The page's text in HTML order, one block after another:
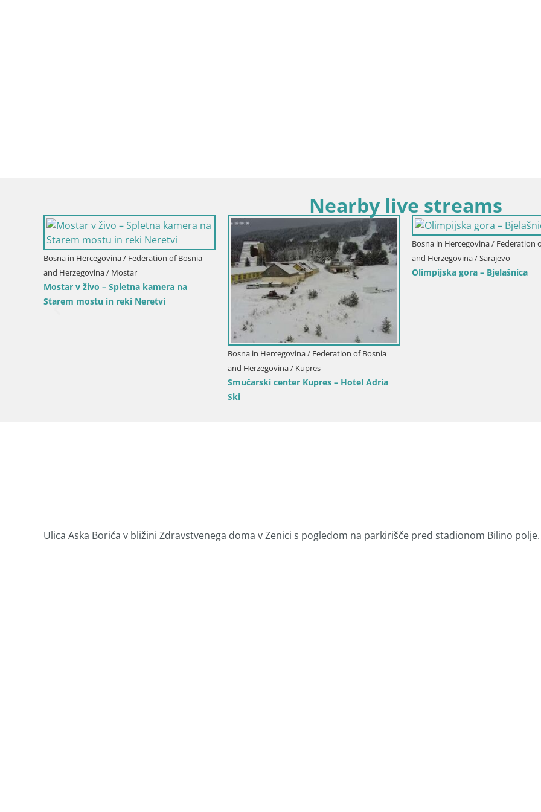
Nearby live streams
of Bosnia
Bosna in Hercegovina / Federation of Bosnia
and Herzegovina / Zenica
Zenica – Shopping Center Džananović
Bosna in Hercegovina / Federation of Bosnia
and Herzegovina / Zenica
Zenica – Trg Alije Izetbegovića
Bosna in Hercegovina /
and Herzegovina / Zenica
Zenica – Trg rudarjev
Ulica Aska Borića v bližini Zdravstvenega doma v Zenici s pogledom na parkirišče pred stadionom Bilino polje.